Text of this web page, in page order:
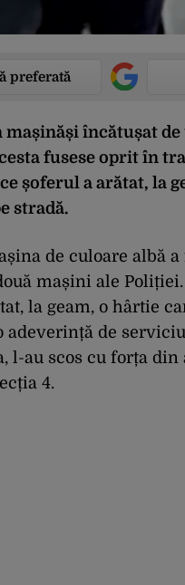
preferată
mașinăși încătușat
fusese oprit în
șoferul a arătat, la
stradă.
de culoare albă
mașini ale
la geam, o hârtie
de
l-au scos cu forța
4.